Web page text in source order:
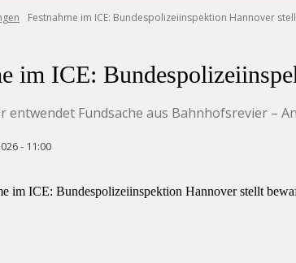
Festnahme im ICE: Bundespolizeiinspektion Hannover
im ICE:
entwendet Fundsache aus Bahnhofsrevier –
- 11:00